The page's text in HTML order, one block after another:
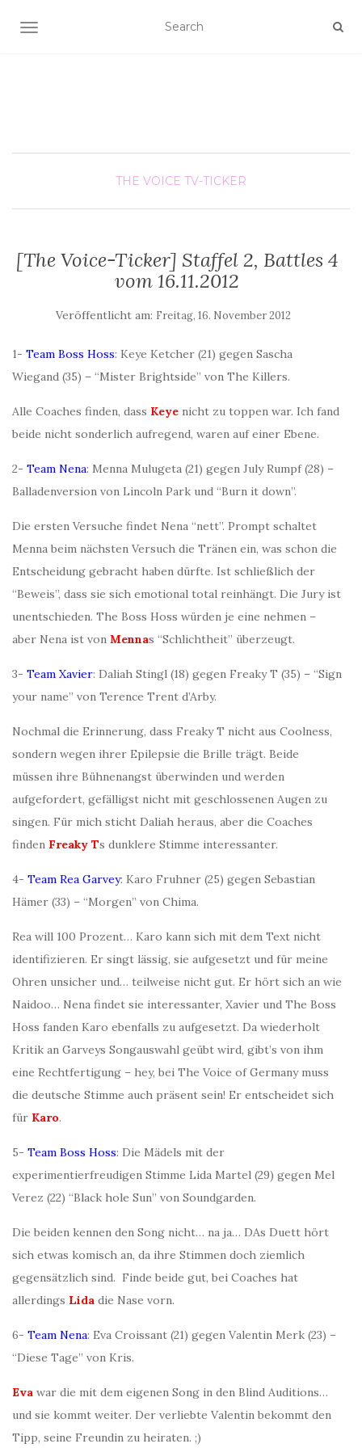
SCHALTE NAVIGATION
THE VOICE TV-TICKER
[The Voice-Ticker] Staffel 2, Battles 4
vom 16.11.2012
Veröffentlicht am: Freitag, 16. November 2012
1- Team Boss Hoss: Keye Ketcher (21) gegen Sascha
Wiegand (35) – “Mister Brightside” von The Killers.
Alle Coaches finden, dass Keye nicht zu toppen war. Ich fand
beide nicht sonderlich aufregend, waren auf einer Ebene.
2- Team Nena: Menna Mulugeta (21) gegen July Rumpf (28) –
Balladenversion von Lincoln Park und “Burn it down”.
Die ersten Versuche findet Nena “nett”. Prompt schaltet
Menna beim nächsten Versuch die Tränen ein, was schon die
Entscheidung gebracht haben dürfte. Ist schließlich der
“Beweis”, dass sie sich emotional total reinhängt. Die Jury ist
unentschieden. The Boss Hoss würden je eine nehmen –
aber Nena ist von Mennas “Schlichtheit” überzeugt.
3- Team Xavier: Daliah Stingl (18) gegen Freaky T (35) – “Sign
your name” von Terence Trent d’Arby.
Nochmal die Erinnerung, dass Freaky T nicht aus Coolness,
sondern wegen ihrer Epilepsie die Brille trägt. Beide
müssen ihre Bühnenangst überwinden und werden
aufgefordert, gefälligst nicht mit geschlossenen Augen zu
singen. Für mich sticht Daliah heraus, aber die Coaches
finden Freaky Ts dunklere Stimme interessanter.
4- Team Rea Garvey: Karo Fruhner (25) gegen Sebastian
Hämer (33) – “Morgen” von Chima.
Rea will 100 Prozent… Karo kann sich mit dem Text nicht
identifizieren. Er singt lässig, sie aufgesetzt und für meine
Ohren unsicher und… teilweise nicht gut. Er hört sich an wie
Naidoo… Nena findet sie interessanter, Xavier und The Boss
Hoss fanden Karo ebenfalls zu aufgesetzt. Da wiederholt
Kritik an Garveys Songauswahl geübt wird, gibt’s von ihm
eine Rechtfertigung – hey, bei The Voice of Germany muss
die deutsche Stimme auch präsent sein! Er entscheidet sich
für Karo.
5- Team Boss Hoss: Die Mädels mit der
experimentierfreudigen Stimme Lida Martel (29) gegen Mel
Verez (22) “Black hole Sun” von Soundgarden.
Die beiden kennen den Song nicht… na ja… DAs Duett hört
sich etwas komisch an, da ihre Stimmen doch ziemlich
gegensätzlich sind. Finde beide gut, bei Coaches hat
allerdings Lida die Nase vorn.
6- Team Nena: Eva Croissant (21) gegen Valentin Merk (23) –
“Diese Tage” von Kris.
Eva war die mit dem eigenen Song in den Blind Auditions…
und sie kommt weiter. Der verliebte Valentin bekommt den
Tipp, seine Freundin zu heiraten. ;)